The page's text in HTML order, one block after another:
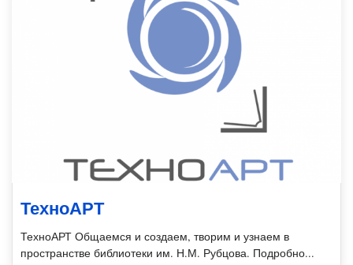
ТехноАРТ
ТехноАРТ Общаемся и создаем, творим и узнаем в
пространстве библиотеки им. Н.М. Рубцова. Подробно...